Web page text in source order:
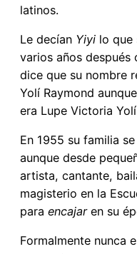
latinos.
Le decían Yiyi lo que
varios años después
dice que su nombre
Yolí Raymond
era Lupe Victoria
En 1955 su familia
aunque desde
artista, cantante,
magisterio en la
para encajar en su
Formalmente nunca